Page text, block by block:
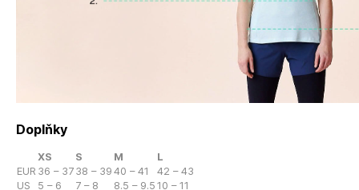
Doplňky
XS S M
L
EUR 36 – 37 38 – 39 40 – 41
42 – 43
US
5 – 6 7 – 8 8.5 – 9.5 10 – 11